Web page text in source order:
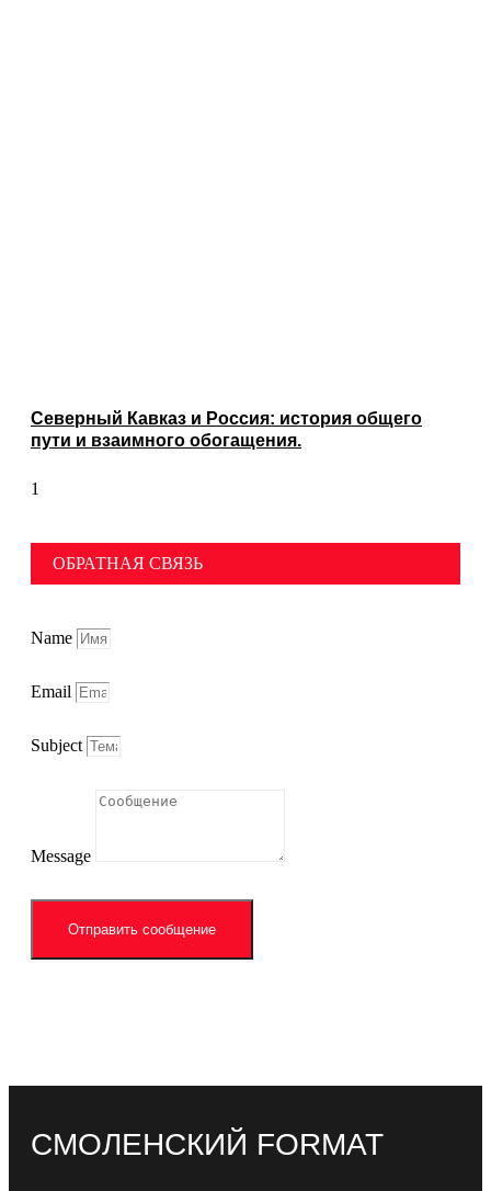
Северный Кавказ и Россия: история общего
пути и взаимного обогащения.
ОБРАТНАЯ СВЯЗЬ
Name
Email
Subject
Message
Отправить сообщение
СМОЛЕНСКИЙ FORMAT